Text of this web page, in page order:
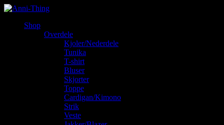
Shop
Overdele
Kjoler/Nederdele
Tunika
T-shirt
Bluser
Skjorter
Toppe
Cardigan/Kimono
Strik
Veste